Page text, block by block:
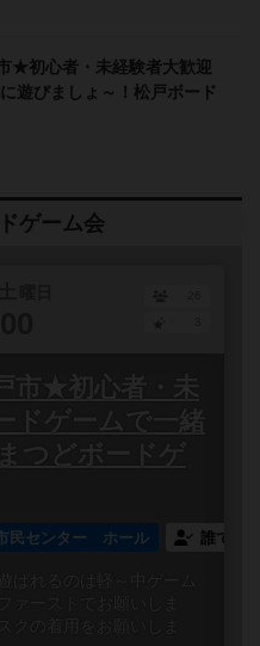
★初心者・未経験者大歓迎
遊びましょ～！松戸ボード
ゲーム会
市★初心者・未
ドゲームで一緒
つどボードゲ
民センター ホール 誰でも